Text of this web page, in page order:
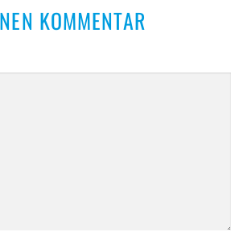
KOMMENTAR